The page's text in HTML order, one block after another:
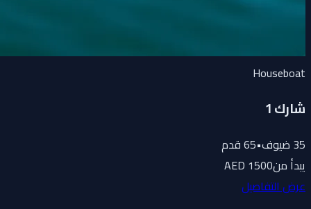
Houseboat
شارك 1
35ضيوف•
65قدم
يبدأ من1500 AED
عرض التفاصيل